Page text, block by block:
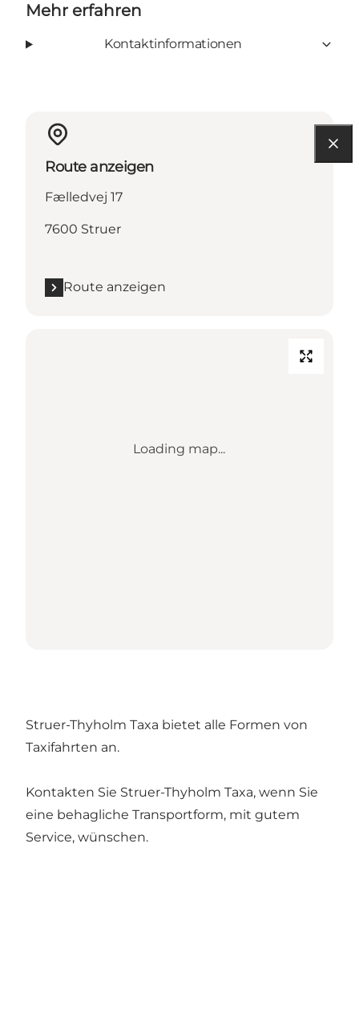
Mehr erfahren
Kontaktinformationen
Route anzeigen
Fælledvej 17
7600 Struer
Route anzeigen
Loading map...
Struer-Thyholm Taxa bietet alle Formen von
Taxifahrten an.
Kontakten Sie Struer-Thyholm Taxa, wenn Sie
eine behagliche Transportform, mit gutem
Service, wünschen.